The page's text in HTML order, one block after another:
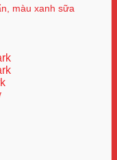
, màu xanh sữa